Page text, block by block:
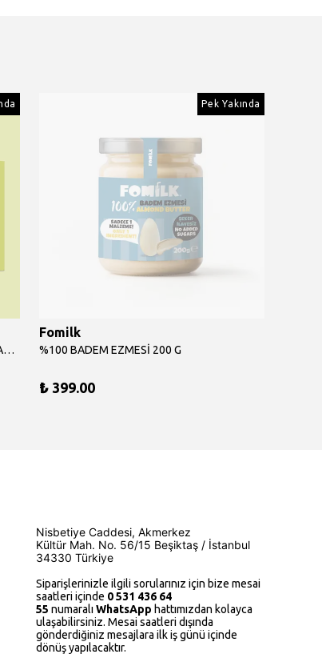
%100 ANTEP FISTIĞI EZMESİ 175 G X 12 ADET
Pek Yakında
Fomilk
%100 BADEM EZMESİ 200 G
₺ 399.00
Nisbetiye Caddesi, Akmerkez
Kültür Mah. No. 56/15 Beşiktaş / İstanbul
34330 Türkiye
Siparişlerinizle ilgili sorularınız için bize mesai
saatleri içinde 0 531 436 64
55 numaralıWhatsApp hattımızdan kolayca
ulaşabilirsiniz. Mesai saatleri dışında
gönderdiğiniz mesajlara ilk iş günü içinde
dönüş yapılacaktır.